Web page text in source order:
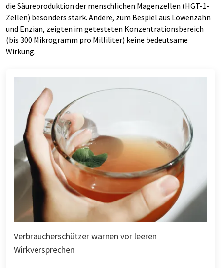
die Säureproduktion der menschlichen Magenzellen (HGT-1-
Zellen) besonders stark. Andere, zum Bespiel aus Löwenzahn
und Enzian, zeigten im getesteten Konzentrationsbereich
(bis 300 Mikrogramm pro Milliliter) keine bedeutsame
Wirkung.
Verbraucherschützer warnen vor leeren
Wirkversprechen